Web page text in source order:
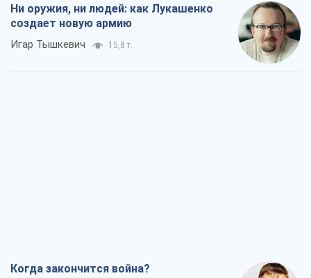
Ни оружия, ни людей: как Лукашенко
создает новую армию
Игар Тышкевич 15,8 т.
Когда закончится война?